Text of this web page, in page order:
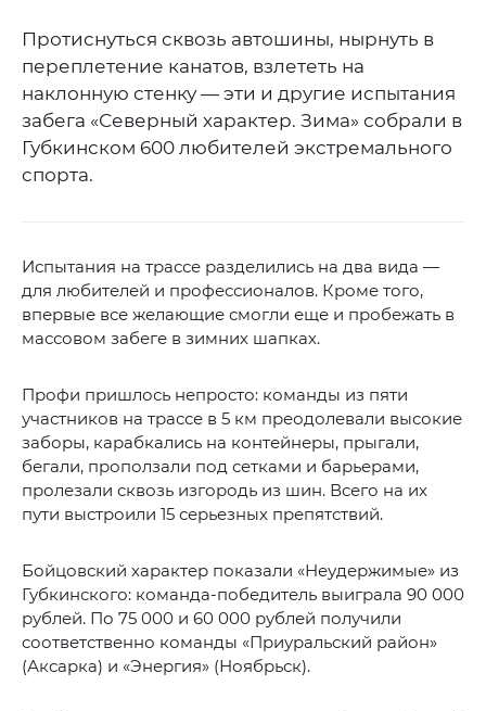
Протиснуться сквозь автошины, нырнуть в
переплетение канатов, взлететь на
наклонную стенку — эти и другие испытания
забега «Северный характер. Зима» собрали в
Губкинском 600 любителей экстремального
спорта.
Испытания на трассе разделились на два вида —
для любителей и профессионалов. Кроме того,
впервые все желающие смогли еще и пробежать в
массовом забеге в зимних шапках.
Профи пришлось непросто: команды из пяти
участников на трассе в 5 км преодолевали высокие
заборы, карабкались на контейнеры, прыгали,
бегали, проползали под сетками и барьерами,
пролезали сквозь изгородь из шин. Всего на их
пути выстроили 15 серьезных препятствий.
Бойцовский характер показали «Неудержимые» из
Губкинского: команда-победитель выиграла 90 000
рублей. По 75 000 и 60 000 рублей получили
соответственно команды «Приуральский район»
(Аксарка) и «Энергия» (Ноябрьск).